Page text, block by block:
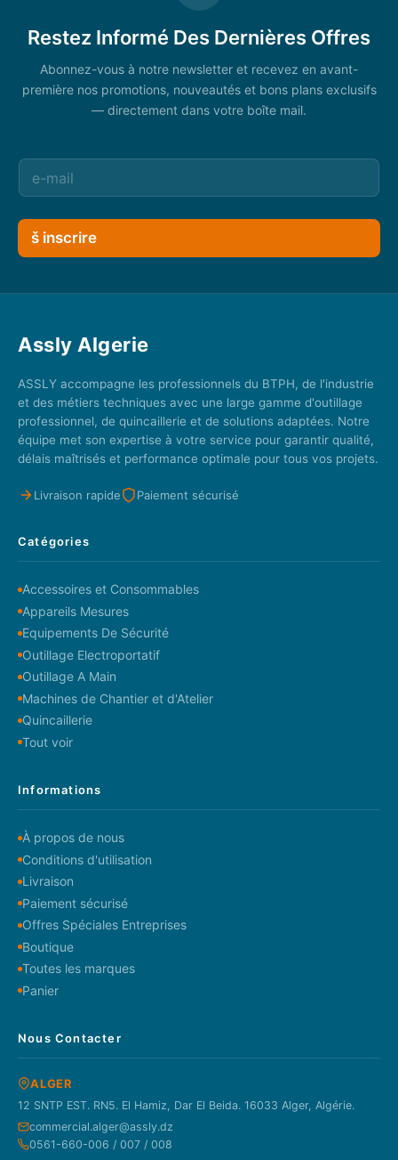
Restez Informé Des Dernières Offres
Abonnez-vous à notre newsletter et recevez en avant-
première nos promotions, nouveautés et bons plans exclusifs
— directement dans votre boîte mail.
š inscrire
Assly Algerie
ASSLY accompagne les professionnels du BTPH, de l'industrie
et des métiers techniques avec une large gamme d'outillage
professionnel, de quincaillerie et de solutions adaptées. Notre
équipe met son expertise à votre service pour garantir qualité,
délais maîtrisés et performance optimale pour tous vos projets.
Livraison rapide Paiement sécurisé
Catégories
Accessoires et Consommables
Appareils Mesures
Equipements De Sécurité
Outillage Electroportatif
Outillage A Main
Machines de Chantier et d'Atelier
Quincaillerie
Tout voir
Informations
À propos de nous
Conditions d'utilisation
Livraison
Paiement sécurisé
Offres Spéciales Entreprises
Boutique
Toutes les marques
Panier
Nous Contacter
ALGER
12 SNTP EST. RN5. El Hamiz, Dar El Beida. 16033 Alger, Algérie.
commercial.alger@assly.dz
0561-660-006 / 007 / 008